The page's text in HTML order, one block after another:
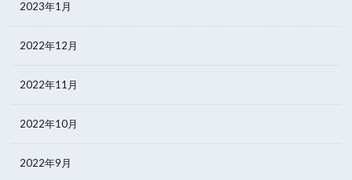
2023年1月
2022年12月
2022年11月
2022年10月
2022年9月